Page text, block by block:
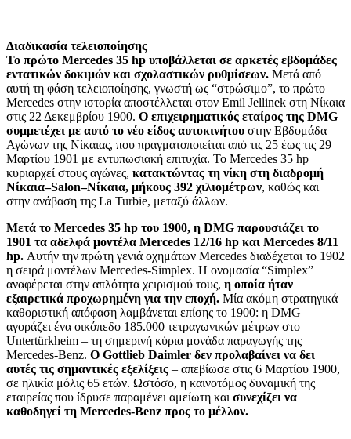
Διαδικασία τελειοποίησης
Το πρώτο Mercedes 35 hp υποβάλλεται σε αρκετές εβδομάδες
εντατικών δοκιμών και σχολαστικών ρυθμίσεων. Μετά από
αυτή τη φάση τελειοποίησης, γνωστή ως “στρώσιμο”, το πρώτο
Mercedes στην ιστορία αποστέλλεται στον Emil Jellinek στη Νίκαια
στις 22 Δεκεμβρίου 1900. Ο επιχειρηματικός εταίρος της DMG
συμμετέχει με αυτό το νέο είδος αυτοκινήτου στην Εβδομάδα
Αγώνων της Νίκαιας, που πραγματοποιείται από τις 25 έως τις 29
Μαρτίου 1901 με εντυπωσιακή επιτυχία. Το Mercedes 35 hp
κυριαρχεί στους αγώνες, κατακτώντας τη νίκη στη διαδρομή
Νίκαια–Salon–Νίκαια, μήκους 392 χιλιομέτρων, καθώς και
στην ανάβαση της La Turbie, μεταξύ άλλων.
Μετά το Mercedes 35 hp του 1900, η DMG παρουσιάζει το
1901 τα αδελφά μοντέλα Mercedes 12/16 hp και Mercedes 8/11
hp. Αυτήν την πρώτη γενιά οχημάτων Mercedes διαδέχεται το 1902
η σειρά μοντέλων Mercedes-Simplex. Η ονομασία “Simplex”
αναφέρεται στην απλότητα χειρισμού τους, η οποία ήταν
εξαιρετικά προχωρημένη για την εποχή. Μία ακόμη στρατηγικά
καθοριστική απόφαση λαμβάνεται επίσης το 1900: η DMG
αγοράζει ένα οικόπεδο 185.000 τετραγωνικών μέτρων στο
Untertürkheim – τη σημερινή κύρια μονάδα παραγωγής της
Mercedes-Benz. Ο Gottlieb Daimler δεν προλαβαίνει να δει
αυτές τις σημαντικές εξελίξεις – απεβίωσε στις 6 Μαρτίου 1900,
σε ηλικία μόλις 65 ετών. Ωστόσο, η καινοτόμος δυναμική της
εταιρείας που ίδρυσε παραμένει αμείωτη και συνεχίζει να
καθοδηγεί τη Mercedes-Benz προς το μέλλον.